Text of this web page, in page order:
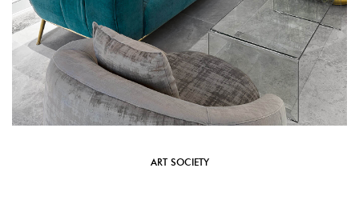
ART SOCIETY